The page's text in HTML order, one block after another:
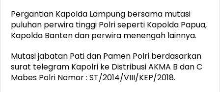
Pergantian Kapolda Lampung bersama mutasi
puluhan perwira tinggi Polri seperti Kapolda Papua,
Kapolda Banten dan perwira menengah lainnya.
Mutasi jabatan Pati dan Pamen Polri berdasarkan
surat telegram Kapolri ke Distribusi AKMA B dan C
Mabes Polri Nomor : ST/2014/VIII/KEP/2018.